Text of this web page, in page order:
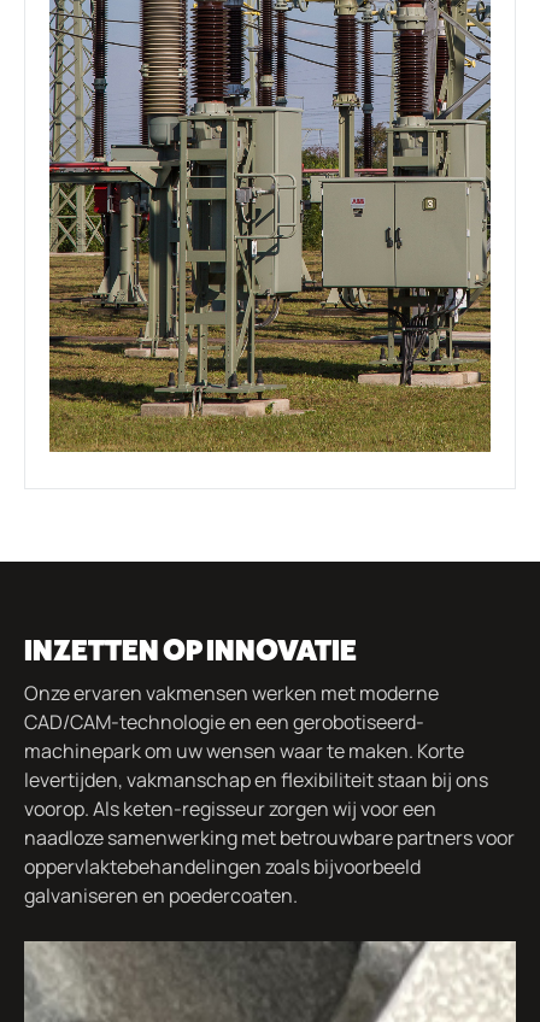
INZETTEN OP INNOVATIE
Onze ervaren vakmensen werken met moderne
CAD/CAM-technologie en een gerobotiseerd-
machinepark om uw wensen waar te maken. Korte
levertijden, vakmanschap en flexibiliteit staan bij ons
voorop. Als keten-regisseur zorgen wij voor een
naadloze samenwerking met betrouwbare partners voor
oppervlaktebehandelingen zoals bijvoorbeeld
galvaniseren en poedercoaten.